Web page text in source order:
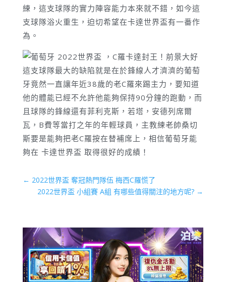
練，這支球隊的實力陣容能力本來就不錯，如今這
支球隊浴火重生，迫切希望在卡達世界盃有一番作
為。
這支球隊最大的缺陷就是在於鋒線人才濟濟的葡萄
牙竟然一直讓年近38歲的老C羅來踢主力，要知道
他的體能已經不允許他能夠保持90分鐘的跑動，而
且球隊的鋒線還有菲利克斯，若塔，安德列席爾
瓦，B費等當打之年的年輕球員，主教練老帥桑切
斯要是能夠把老C羅按在替補席上，相信葡萄牙能
夠在 卡達世界盃 取得很好的成績！
← 2022世界盃 奪冠熱門隊伍 梅西C羅慌了
2022世界盃 小組賽 A組 有哪些值得關注的地方呢? →